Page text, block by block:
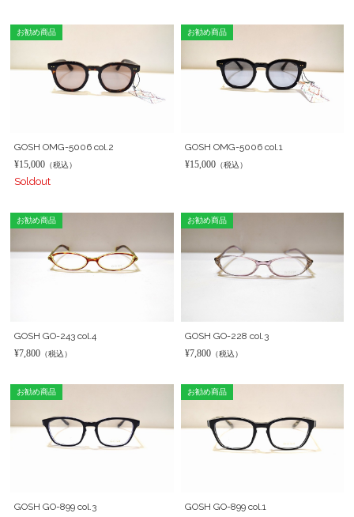
お勧め商品
GOSH OMG-5006 col.2
¥15,000 （税込）
Soldout
お勧め商品
GOSH OMG-5006 col.1
¥15,000（税込）
お勧め商品
GOSH GO-243 col.4
¥7,800 （税込）
お勧め商品
GOSH GO-228 col.3
¥7,800（税込）
お勧め商品
GOSH GO-899 col.3
お勧め商品
GOSH GO-899 col.1